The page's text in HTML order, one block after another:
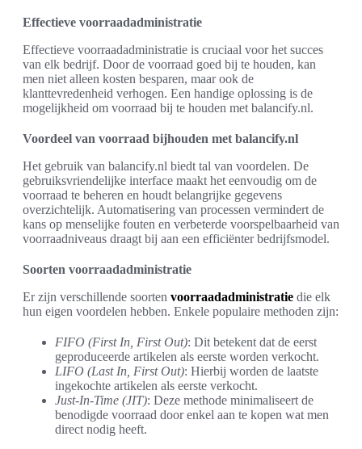
Effectieve voorraadadministratie
Effectieve voorraadadministratie is cruciaal voor het succes
van elk bedrijf. Door de voorraad goed bij te houden, kan
men niet alleen kosten besparen, maar ook de
klanttevredenheid verhogen. Een handige oplossing is de
mogelijkheid om voorraad bij te houden met balancify.nl.
Voordeel van voorraad bijhouden met balancify.nl
Het gebruik van balancify.nl biedt tal van voordelen. De
gebruiksvriendelijke interface maakt het eenvoudig om de
voorraad te beheren en houdt belangrijke gegevens
overzichtelijk. Automatisering van processen vermindert de
kans op menselijke fouten en verbeterde voorspelbaarheid van
voorraadniveaus draagt bij aan een efficiënter bedrijfsmodel.
Soorten voorraadadministratie
Er zijn verschillende soorten voorraadadministratie die elk
hun eigen voordelen hebben. Enkele populaire methoden zijn:
FIFO (First In, First Out): Dit betekent dat de eerst
geproduceerde artikelen als eerste worden verkocht.
LIFO (Last In, First Out): Hierbij worden de laatste
ingekochte artikelen als eerste verkocht.
Just-In-Time (JIT): Deze methode minimaliseert de
benodigde voorraad door enkel aan te kopen wat men
direct nodig heeft.